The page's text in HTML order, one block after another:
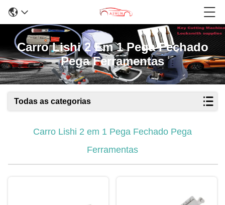
Carro Lishi 2 Em 1 Pega Fechado
Pega Ferramentas
Todas as categorias
Carro Lishi 2 em 1 Pega Fechado Pega
Ferramentas